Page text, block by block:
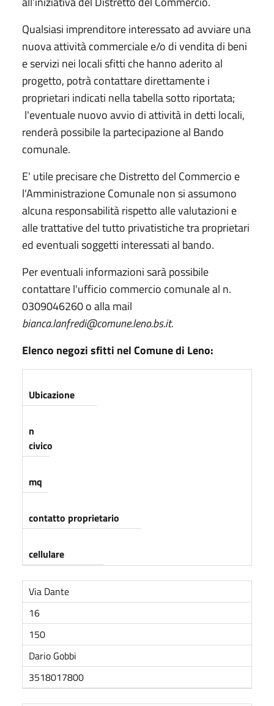
Qualsiasi imprenditore interessato ad avviare una
nuova attività commerciale e/o di vendita di beni
e servizi nei locali sfitti che hanno aderito al
progetto, potrà contattare direttamente i
proprietari indicati nella tabella sotto riportata;
l'eventuale nuovo avvio di attività in detti locali,
renderà possibile la partecipazione al Bando
comunale.
E' utile precisare che Distretto del Commercio e
l'Amministrazione Comunale non si assumono
alcuna responsabilità rispetto alle valutazioni e
alle trattative del tutto privatistiche tra proprietari
ed eventuali soggetti interessati al bando.
Per eventuali informazioni sarà possibile
contattare l'ufficio commercio comunale al n.
0309046260 o alla mail
bianca.lanfredi@comune.leno.bs.it.
Elenco negozi sfitti nel Comune di Leno:
Ubicazione
n
civico
mq
contatto proprietario
cellulare
Via Dante
16
150
Dario Gobbi
3518017800